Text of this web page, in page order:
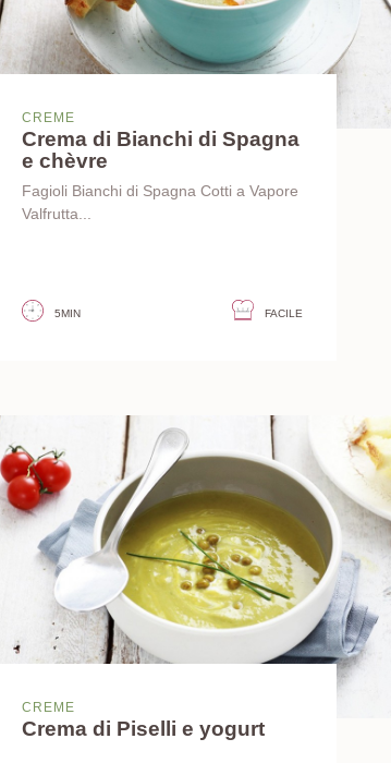
CREME
Crema di Bianchi di Spagna
e chèvre
Fagioli Bianchi di Spagna Cotti a Vapore
Valfrutta...
5MIN FACILE
CREME
Crema di Piselli e yogurt